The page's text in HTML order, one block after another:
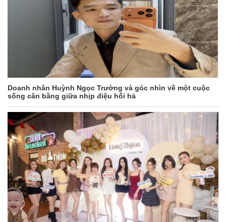
Doanh nhân Huỳnh Ngọc Trường và góc nhìn về một cuộc
sống cân bằng giữa nhịp điệu hối hả